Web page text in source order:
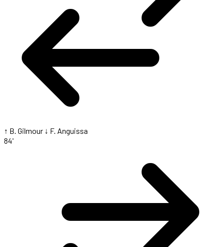
↑ B. Gilmour ↓ F. Anguissa
84'